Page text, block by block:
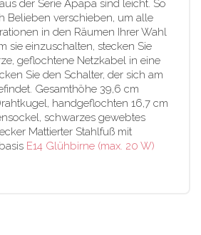
der Serie Apapa sind leicht. So
Belieben verschieben, um alle
in den Räumen Ihrer Wahl
sie einzuschalten, stecken Sie
geflochtene Netzkabel in eine
Sie den Schalter, der sich am
Gesamthöhe 39,6 cm
handgeflochten 16,7 cm
schwarzes gewebtes
Mattierter Stahlfuß mit
E14 Glühbirne (max. 20 W)